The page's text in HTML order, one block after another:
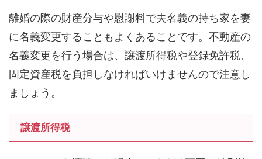
離婚の際の財産分与や慰謝料で夫名義の持ち家を妻
に名義変更することもよくあることです。不動産の
名義変更を行う場合は、譲渡所得税や登録免許税、
固定資産税を負担しなければいけませんので注意し
ましょう。
譲渡所得税